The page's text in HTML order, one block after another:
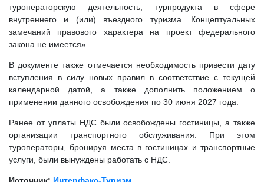
туроператорскую деятельность, турпродукта в сфере
внутреннего и (или) въездного туризма. Концептуальных
замечаний правового характера на проект федерального
закона не имеется».
В документе также отмечается необходимость привести дату
вступления в силу новых правил в соответствие с текущей
календарной датой, а также дополнить положением о
применении данного освобождения по 30 июня 2027 года.
Ранее от уплаты НДС были освобождены гостиницы, а также
организации транспортного обслуживания. При этом
туроператоры, бронируя места в гостиницах и транспортные
услуги, были вынуждены работать с НДС.